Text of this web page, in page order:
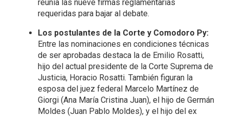
reunía las nueve firmas reglamentarias
requeridas para bajar al debate.
Los postulantes de la Corte y Comodoro Py:
Entre las nominaciones en condiciones técnicas
de ser aprobadas destaca la de Emilio Rosatti,
hijo del actual presidente de la Corte Suprema de
Justicia, Horacio Rosatti. También figuran la
esposa del juez federal Marcelo Martínez de
Giorgi (Ana María Cristina Juan), el hijo de Germán
Moldes (Juan Pablo Moldes), y el hijo del ex